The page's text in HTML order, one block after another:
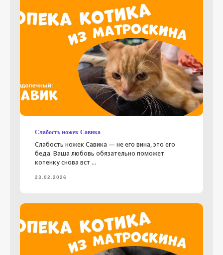
Слабость ножек Савика
Слабость ножек Савика — не его вина, это его
беда. Ваша любовь обязательно поможет
котенку снова вст ...
23.02.2026